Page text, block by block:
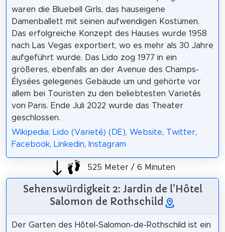
waren die Bluebell Girls, das hauseigene
Damenballett mit seinen aufwendigen Kostümen.
Das erfolgreiche Konzept des Hauses wurde 1958
nach Las Vegas exportiert, wo es mehr als 30 Jahre
aufgeführt wurde. Das Lido zog 1977 in ein
größeres, ebenfalls an der Avenue des Champs-
Élysées gelegenes Gebäude um und gehörte vor
allem bei Touristen zu den beliebtesten Varietés
von Paris. Ende Juli 2022 wurde das Theater
geschlossen.
Wikipedia: Lido (Varieté) (DE), Website, Twitter,
Facebook, Linkedin, Instagram
525 Meter / 6 Minuten
Sehenswürdigkeit 2: Jardin de l’Hôtel
Salomon de Rothschild
Der Garten des Hôtel-Salomon-de-Rothschild ist ein